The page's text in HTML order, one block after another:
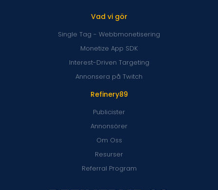
Refinery89
Publicister
Annonsörer
Om Oss
Resurser
Referral Program
Vad vi gör
Single Tag - Webbmonetisering
Monetize App SDK
Interest-Driven Targeting
Annonsera på Twitch